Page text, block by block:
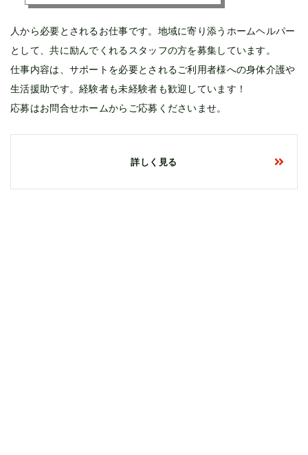
人から必要とされるお仕事です。地域に寄り添うホームヘルパー
として、共に励んでくれるスタッフの方を募集しています。
仕事内容は、サポートを必要とされるご利用者様への身体介護や
生活援助です。経験者も未経験者も歓迎しています！
応募はお問合せホームからご応募くださいませ。
詳しく見る